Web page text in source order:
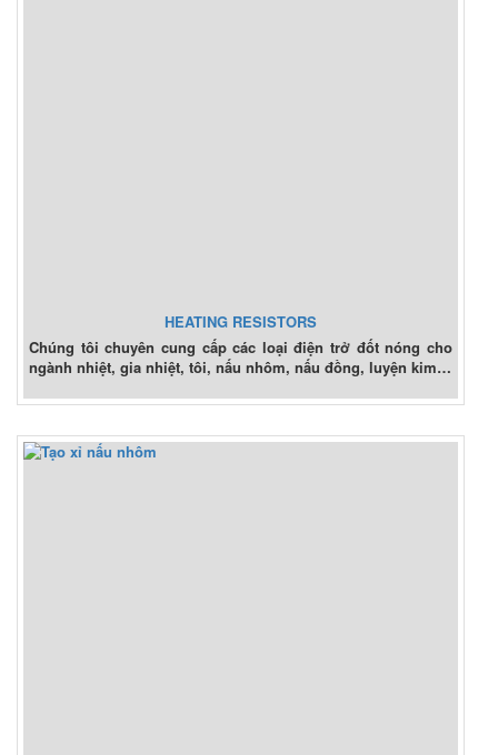
HEATING RESISTORS
Chúng tôi chuyên cung cấp các loại điện trở đốt nóng cho
ngành nhiệt, gia nhiệt, tôi, nấu nhôm, nấu đồng, luyện kim…